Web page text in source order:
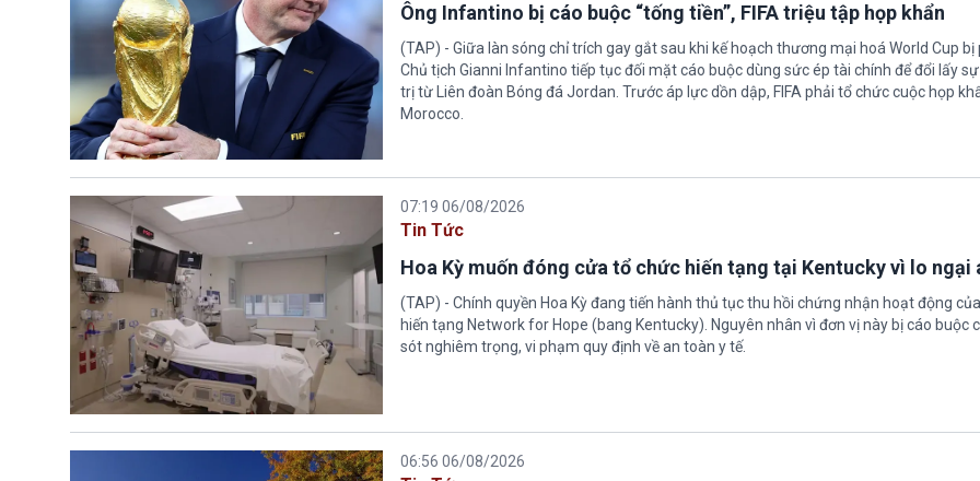
Ông Infantino bị cáo buộc “tống tiền”, FIFA triệu tập họp khẩn
(TAP) - Giữa làn sóng chỉ trích gay gắt sau khi kế hoạch thương mại hoá World Cup bị
Chủ tịch Gianni Infantino tiếp tục đối mặt cáo buộc dùng sức ép tài chính để đổi lấy
trị từ Liên đoàn Bóng đá Jordan. Trước áp lực dồn dập, FIFA phải tổ chức cuộc họp
Morocco.
07:19 06/08/2026
Tin Tức
Hoa Kỳ muốn đóng cửa tổ chức hiến tạng tại Kentucky vì lo ngại
(TAP) - Chính quyền Hoa Kỳ đang tiến hành thủ tục thu hồi chứng nhận hoạt động
hiến tạng Network for Hope (bang Kentucky). Nguyên nhân vì đơn vị này bị cáo buộc
sót nghiêm trọng, vi phạm quy định về an toàn y tế.
06:56 06/08/2026